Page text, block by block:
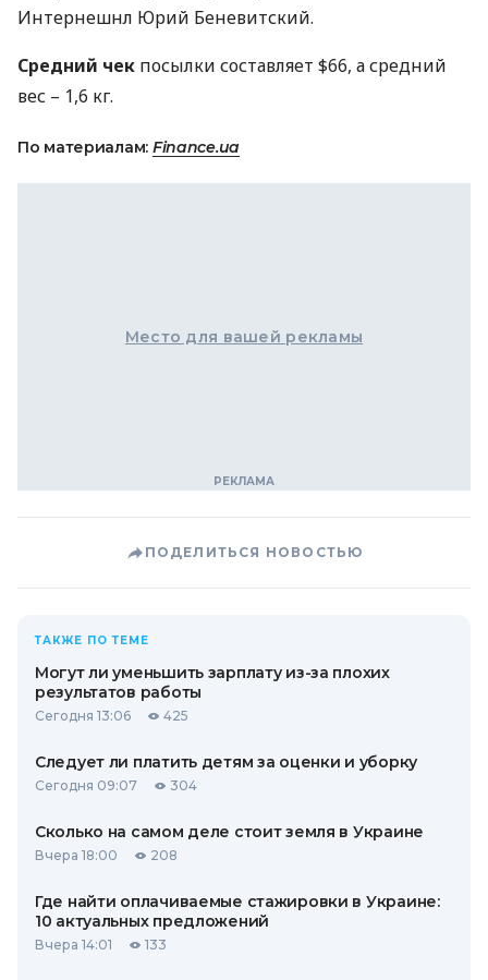
Интернешнл Юрий Беневитский.
Средний чек посылки составляет $66, а средний
вес – 1,6 кг.
По материалам: Finance.ua
Место для вашей рекламы
ПОДЕЛИТЬСЯ НОВОСТЬЮ
ТАКЖЕ ПО ТЕМЕ
Могут ли уменьшить зарплату из-за плохих
результатов работы
Сегодня 13:06 425
Следует ли платить детям за оценки и уборку
Сегодня 09:07 304
Сколько на самом деле стоит земля в Украине
Вчера 18:00 208
Где найти оплачиваемые стажировки в Украине:
10 актуальных предложений
Вчера 14:01 133